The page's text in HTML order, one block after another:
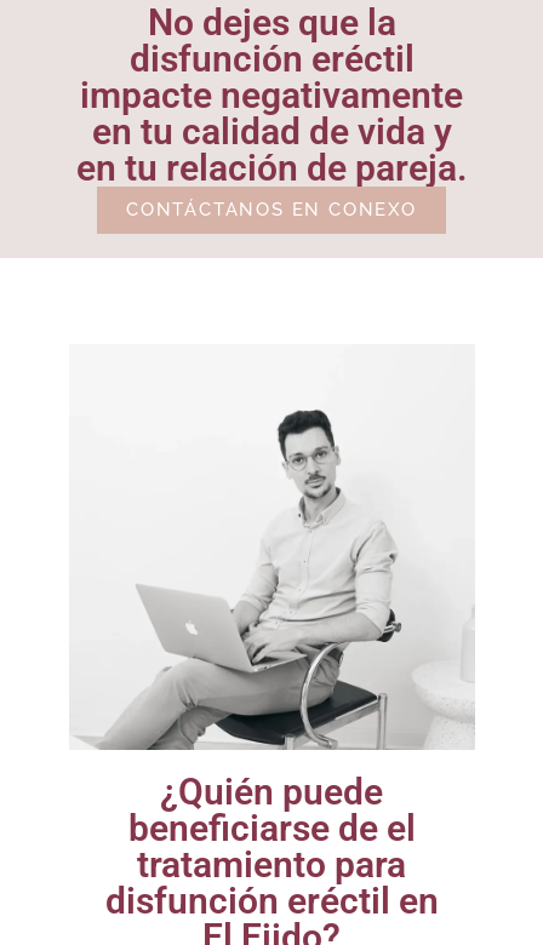
No dejes que la
disfunción eréctil
impacte negativamente
en tu calidad de vida y
en tu relación de pareja.
CONTÁCTANOS EN CONEXO
¿Quién puede
beneficiarse de el
tratamiento para
disfunción eréctil en